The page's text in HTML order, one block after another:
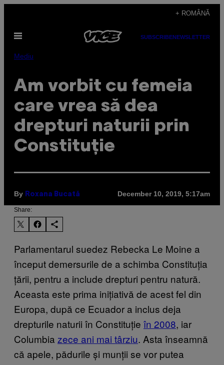
content
+ ROMÂNĂ
Open
SUBSCRIBENEWSLETTER
Mediu
Am vorbit cu femeia
care vrea să dea
drepturi naturii prin
Constituție
By Roxana Bucată December 10, 2019, 5:17am
Share:
Parlamentarul suedez Rebecka Le Moine a
început demersurile de a schimba Constituția
țării, pentru a include drepturi pentru natură.
Aceasta este prima inițiativă de acest fel din
Europa, după ce Ecuador a inclus deja
drepturile naturii în Constituție în 2008, iar
Columbia zece ani mai târziu. Asta înseamnă
că apele, pădurile și munții se vor putea